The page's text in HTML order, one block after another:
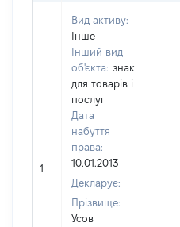
1
Вид активу:
Інше
Інший вид
об'єкта: знак
для товарів і
послуг
Дата
набуття
права:
10.01.2013
Декларує:
Прізвище:
Усов